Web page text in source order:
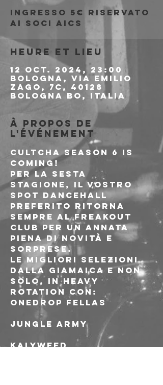
Ingresso 5€ riservato
ai soci AICS
Heure et lieu
12 oct. 2024, 23:00
Bologna, Via Emilio
Zago, 7c, 40128
Bologna BO, Italia
À propos de
l'événement
Cultcha season 6 is
coming!
Per la sesta
stagione, il vostro
spot dancehall
preferito ritorna
sempre al Freakout
Club per un annata
piena di novità e
sorprese.
Le migliori selezioni
dalla Giamaica e non
solo, in heavy
rotation con:
Onedrop Fellas
Jungle Army
Kalyweed